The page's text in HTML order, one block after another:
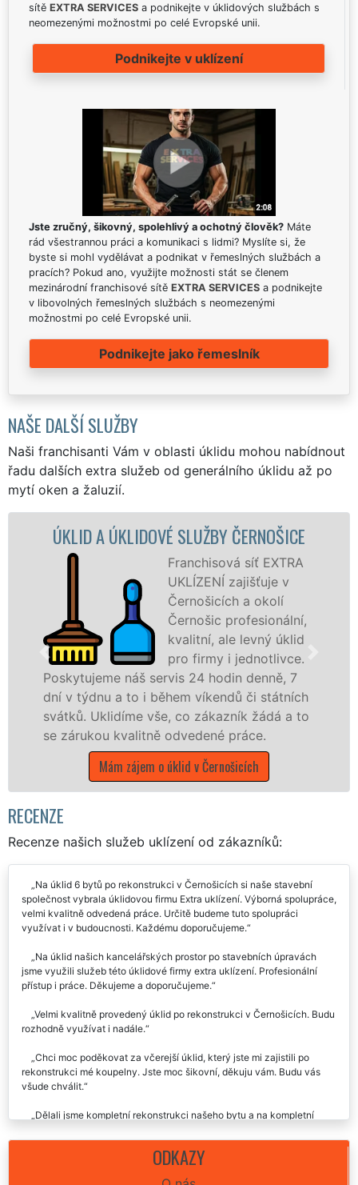
sítě EXTRA SERVICES a podnikejte v úklidových službách s
neomezenými možnostmi po celé Evropské unii.
Podnikejte v uklízení
Jste zručný, šikovný, spolehlivý a ochotný člověk? Máte
rád všestrannou práci a komunikaci s lidmi? Myslíte si, že
byste si mohl vydělávat a podnikat v řemeslných službách a
pracích? Pokud ano, využijte možnosti stát se členem
mezinárodní franchisové sítě EXTRA SERVICES a podnikejte
v libovolných řemeslných službách s neomezenými
možnostmi po celé Evropské unii.
Podnikejte jako řemeslník
NAŠE DALŠÍ SLUŽBY
Naši franchisanti Vám v oblasti úklidu mohou nabídnout
řadu dalších extra služeb od generálního úklidu až po
mytí oken a žaluzií.
SLUŽBY ČERNOŠICE
Franchisová síť EXTRA
UKLÍZENÍ zajišťuje v
Černošicích a okolí
Černošic profesionální,
kvalitní, ale levný úklid
pro firmy i jednotlivce.
náš servis 24 hodin denně, 7
a to i během víkendů či státních
vše, co zákazník žádá a to
kvalitně odvedené práce.
zájem o úklid v Černošicích
nabízíme
státní
RECENZE
Recenze našich služeb uklízení od zákazníků:
Na úklid 6 bytů po rekonstrukci v Černošicích si naše stavební
společnost vybrala úklidovou firmu Extra uklízení. Výborná spolupráce,
velmi kvalitně odvedená práce. Určitě budeme tuto spolupráci
využívat i v budoucnosti. Každému doporučujeme.
Na úklid našich kancelářských prostor po stavebních úpravách
jsme využili služeb této úklidové firmy extra uklízení. Profesionální
přístup i práce. Děkujeme a doporučujeme.
Velmi kvalitně provedený úklid po rekonstrukci v Černošicích. Budu
rozhodně využívat i nadále.
Chci moc poděkovat za včerejší úklid, který jste mi zajistili po
rekonstrukci mé koupelny. Jste moc šikovní, děkuju vám. Budu vás
všude chválit.
Dělali jsme kompletní rekonstrukci našeho bytu a na kompletní
skutečně na jedničku. Určitě doporučujeme tuto firmu.
ODKAZY